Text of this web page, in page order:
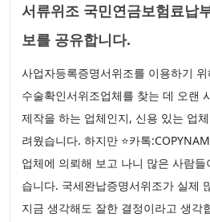
서류위조 국민연금보험료납
보를 공유합니다.
사업자등록증명서위조를 이용하기
수술확인서위조업체를 찾는 데 오랜
제작을 하는 업체인지, 신용 있는 업
려웠습니다. 하지만 ⭐카톡
업체에 의뢰해 보고 나니 많은 사람
습니다. 국세완납증명서위조가 실제
지금 생각해도 잘한 결정이라고 생각